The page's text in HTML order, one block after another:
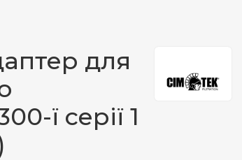
для
ї серії 1